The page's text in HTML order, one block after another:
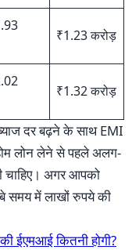
₹1.23 करोड़
₹1.32 करोड़
दर बढ़ने के साथ EMI
लोन लेने से पहले अलग-
चाहिए। अगर आपको
समय में लाखों रुपये की
ईएमआई कितनी होगी?